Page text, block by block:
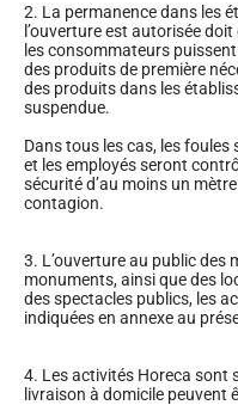
2. La permanence dans les
l’ouverture est autorisée
les consommateurs
des produits de première
des produits dans les
suspendue.
Dans tous les cas, les
et les employés seront
sécurité d’au moins un
contagion.
3. L’ouverture au public des
monuments, ainsi que des
des spectacles publics, les
indiquées en annexe au
4. Les activités Horeca sont
livraison à domicile peuvent